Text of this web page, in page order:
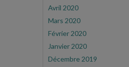
Avril 2020
Mars 2020
Février 2020
Janvier 2020
Décembre 2019